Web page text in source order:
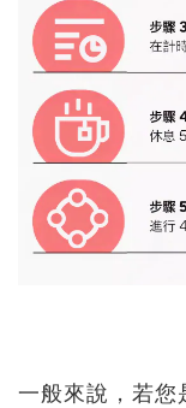
一般來說，若您